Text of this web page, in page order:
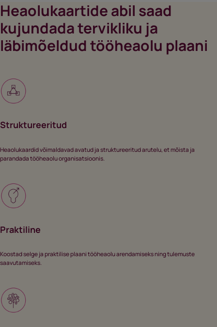
Heaolukaartide abil saad
kujundada tervikliku ja
läbimõeldud tööheaolu plaani
Struktureeritud
Heaolukaardid võimaldavad avatud ja struktureeritud arutelu, et mõista ja
parandada tööheaolu organisatsioonis.
Praktiline
Koostad selge ja praktilise plaani tööheaolu arendamiseks ning tulemuste
saavutamiseks.